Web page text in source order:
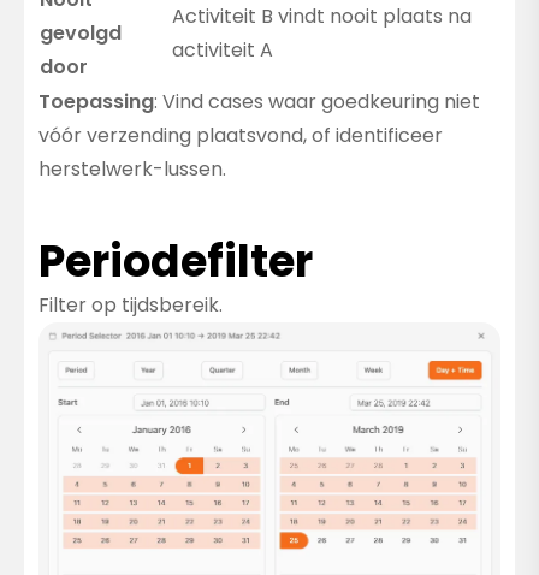
gevolgd
door
Activiteit B vindt nooit plaats na
activiteit A
Toepassing: Vind cases waar goedkeuring niet
vóór verzending plaatsvond, of identificeer
herstelwerk-lussen.
Periodefilter
Filter op tijdsbereik.